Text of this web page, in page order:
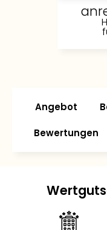
Angebot
Bewertungen